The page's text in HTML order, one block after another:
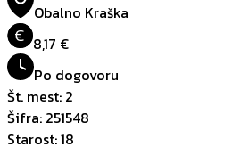
Obalno Kraška
€ 8,17 €
Po dogovoru
Št. mest: 2
Šifra: 251548
Starost:18